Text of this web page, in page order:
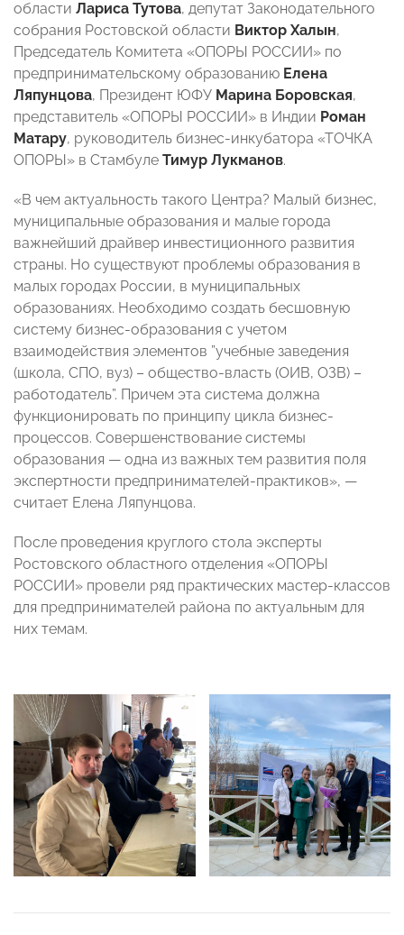
области Лариса Тутова, депутат Законодательного
собрания Ростовской области Виктор Халын,
Председатель Комитета «ОПОРЫ РОССИИ» по
предпринимательскому образованию Елена
Ляпунцова, Президент ЮФУ Марина Боровская,
представитель «ОПОРЫ РОССИИ» в Индии Роман
Матару, руководитель бизнес-инкубатора «ТОЧКА
ОПОРЫ» в Стамбуле Тимур Лукманов.
«В чем актуальность такого Центра? Малый бизнес,
муниципальные образования и малые города
важнейший драйвер инвестиционного развития
страны. Но существуют проблемы образования в
малых городах России, в муниципальных
образованиях. Необходимо создать бесшовную
систему бизнес-образования с учетом
взаимодействия элементов ”учебные заведения
(школа, СПО, вуз) – общество-власть (ОИВ, ОЗВ) –
работодатель”. Причем эта система должна
функционировать по принципу цикла бизнес-
процессов. Совершенствование системы
образования — одна из важных тем развития поля
экспертности предпринимателей-практиков», —
считает Елена Ляпунцова.
После проведения круглого стола эксперты
Ростовского областного отделения «ОПОРЫ
РОССИИ» провели ряд практических мастер-классов
для предпринимателей района по актуальным для
них темам.